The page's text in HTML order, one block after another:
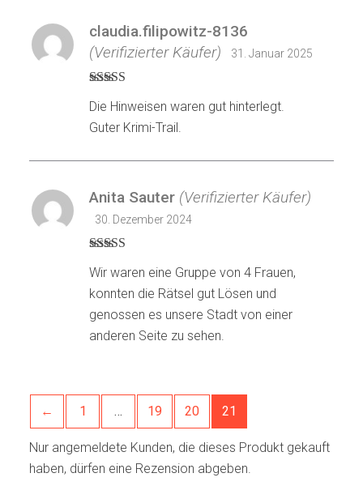
5von 5
claudia.filipowitz-8136
(Verifizierter Käufer)
31. Januar 2025
Die Hinweisen waren gut hinterlegt.
Guter Krimi-Trail.
5von 5
Anita Sauter (Verifizierter Käufer)
30. Dezember 2024
Wir waren eine Gruppe von 4 Frauen,
konnten die Rätsel gut Lösen und
genossen es unsere Stadt von einer
anderen Seite zu sehen.
← 1 … 19 20 21
Nur angemeldete Kunden, die dieses Produkt gekauft
haben, dürfen eine Rezension abgeben.